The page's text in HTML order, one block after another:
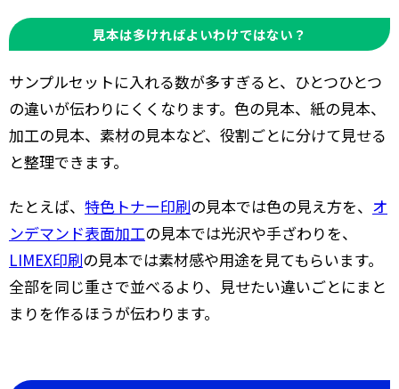
見本は多ければよいわけではない？
サンプルセットに入れる数が多すぎると、ひとつひとつ
の違いが伝わりにくくなります。色の見本、紙の見本、
加工の見本、素材の見本など、役割ごとに分けて見せる
と整理できます。
たとえば、 特色トナー印刷の見本では色の見え方を、 オ
ンデマンド表面加工の見本では光沢や手ざわりを、
LIMEX印刷の見本では素材感や用途を見てもらいます。
全部を同じ重さで並べるより、見せたい違いごとにまと
まりを作るほうが伝わります。